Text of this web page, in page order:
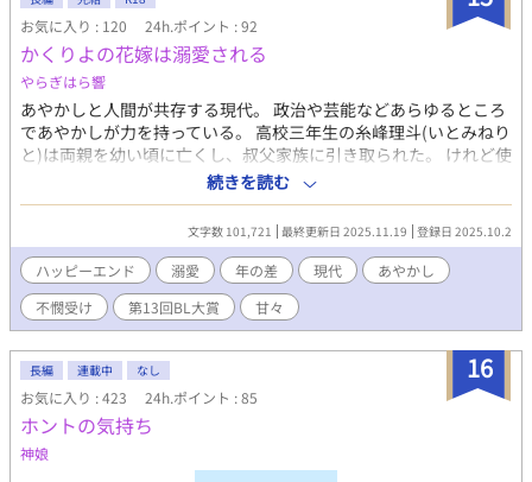
守るため、過去と同じ運命をたどらぬことを決意する。 同作品は
ムーンライトノベルズ
（https://novel18.syosetu.com/n9749lg/）、
pixiv（https://www.pixiv.net/novel/series/15038923）にも掲載
しております。 ※中華後宮風オメガバース。 ※後宮の妃たち
（α）×皇帝（Ω）の総受けです。 ※ハッピーエンド。 ※オメガ
バースの呼称は、天陽（α）、范君（β）、花紗（Ω）と世界観に
合わせて変更しています。 ※本文中、特に性描写がある場合は
＋、流血描写には＋＋をつけています。 ※閲覧はすべて自己責任
お気に入り : 120 24h.ポイント : 92
かくりよの花嫁は溺愛される
やらぎはら響
あやかしと人間が共存する現代。 政治や芸能などあらゆるところ
であやかしが力を持っている。 高校三年生の糸峰理斗(いとみねり
と)は両親を幼い頃に亡くし、叔父家族に引き取られた。 けれど使
用人のように扱われ、食事も満足に食べられず、従兄の光には暴
力を振るわれて虐げられていた。 言いたいことも言えずに「大丈
夫、平気」を口癖に、同じ毎日を繰り返している。 家にお金をい
れるために清掃のバイトをしていた理斗は、突然中学時代の同級
生である春に呼び止められた。 あやかしと一緒にいた春に、強引
に高級ホテルにあるレストランの個室に連れていかれてしまっ
た。 疎遠になっていたときのことを訊きたがる春にたじろいでい
ると、突然部屋に男が入ってくる。 狐塚屋遠伊(こづかやとおい)
と名乗った銀髪に白皙の美貌のその人物は、まっすぐ理斗に向か
ってきて「私の花嫁」と口にした。
続きを読む
文字数 101,721 最終更新日 2025.11.19 登録日 2025.10.2
ハッピーエンド 溺愛 年の差 現代
あやかし
不憫受け
第13回BL大賞 甘々
16
長編 連載中 なし
お気に入り : 423 24h.ポイント : 85
ホントの気持ち
神娘